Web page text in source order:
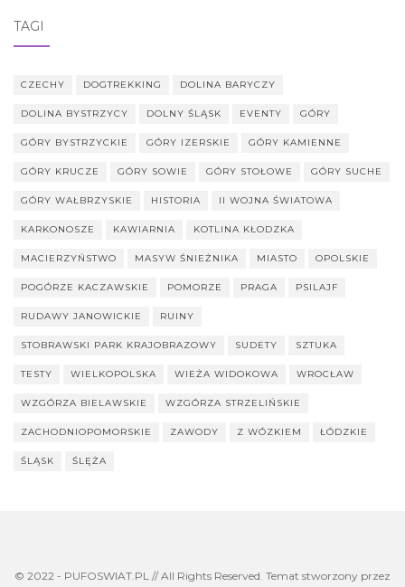
TAGI
CZECHY DOGTREKKING DOLINA BARYCZY
DOLINA BYSTRZYCY DOLNY ŚLĄSK EVENTY GÓRY
GÓRY BYSTRZYCKIE GÓRY IZERSKIE GÓRY KAMIENNE
GÓRY KRUCZE GÓRY SOWIE GÓRY STOŁOWE GÓRY SUCHE
GÓRY WAŁBRZYSKIE HISTORIA II WOJNA ŚWIATOWA
KARKONOSZE KAWIARNIA KOTLINA KŁODZKA
MACIERZYŃSTWO MASYW ŚNIEŻNIKA MIASTO OPOLSKIE
POGÓRZE KACZAWSKIE POMORZE PRAGA PSILAJF
RUDAWY JANOWICKIE RUINY
STOBRAWSKI PARK KRAJOBRAZOWY SUDETY SZTUKA
TESTY WIELKOPOLSKA WIEŻA WIDOKOWA WROCŁAW
WZGÓRZA BIELAWSKIE WZGÓRZA STRZELIŃSKIE
ZACHODNIOPOMORSKIE ZAWODY Z WÓZKIEM ŁÓDZKIE
ŚLĄSK ŚLĘŻA
© 2022 - PUFOSWIAT.PL // All Rights Reserved. Temat stworzony przez